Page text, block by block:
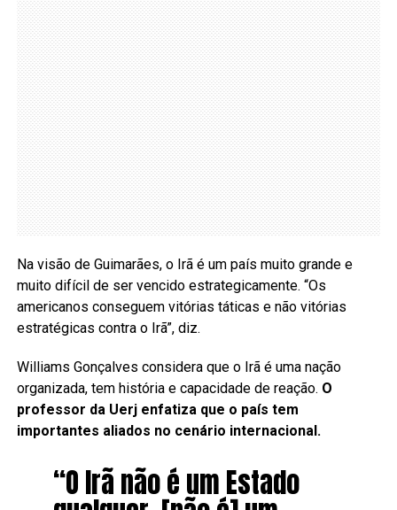
Na visão de Guimarães, o Irã é um país muito grande e
muito difícil de ser vencido estrategicamente. “Os
americanos conseguem vitórias táticas e não vitórias
estratégicas contra o Irã”, diz.
Williams Gonçalves considera que o Irã é uma nação
organizada, tem história e capacidade de reação. O
professor da Uerj enfatiza que o país tem
importantes aliados no cenário internacional.
“O Irã não é um Estado